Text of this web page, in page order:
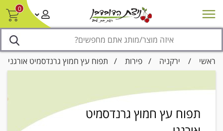
0
מבצעים סניפים צור קשר/ביטול הזמנה
ראשי / ירקניה /פירות / תפוח עץ חמוץ גרנדסמיט אורגני
תפוח עץ חמוץ גרנדסמיט